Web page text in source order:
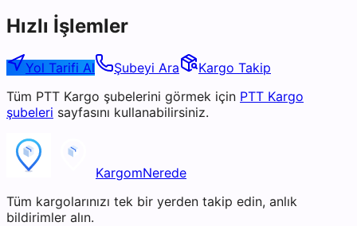
Hızlı İşlemler
Yol Tarifi Al Şubeyi Ara
Kargo Takip
Tüm PTT Kargo şubelerini görmek için PTT Kargo
şubeleri sayfasını kullanabilirsiniz.
KargomNerede
Tüm kargolarınızı tek bir yerden takip edin, anlık
bildirimler alın.